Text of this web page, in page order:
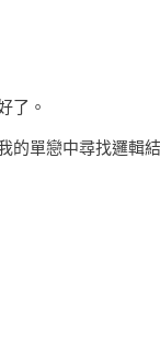
了。
的單戀中尋找邏輯結